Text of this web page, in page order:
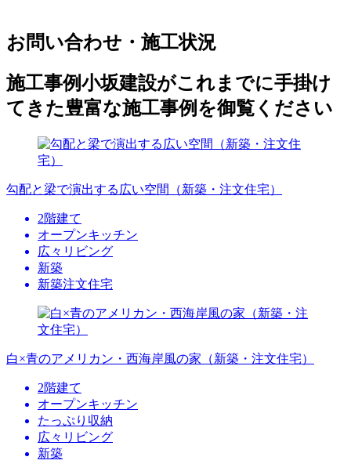
お問い合わせ・施工状況
施工事例小坂建設がこれまでに手掛け
てきた豊富な施工事例を御覧ください
勾配と梁で演出する広い空間（新築・注文住宅）
2階建て
オープンキッチン
広々リビング
新築
新築注文住宅
白×青のアメリカン・西海岸風の家（新築・注文住宅）
2階建て
オープンキッチン
たっぷり収納
広々リビング
新築